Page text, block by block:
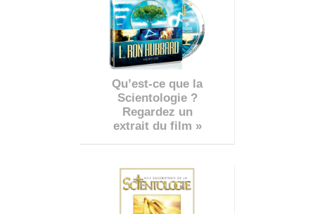
Qu’est-ce que la
Scientologie ?
Regardez un
extrait du film »